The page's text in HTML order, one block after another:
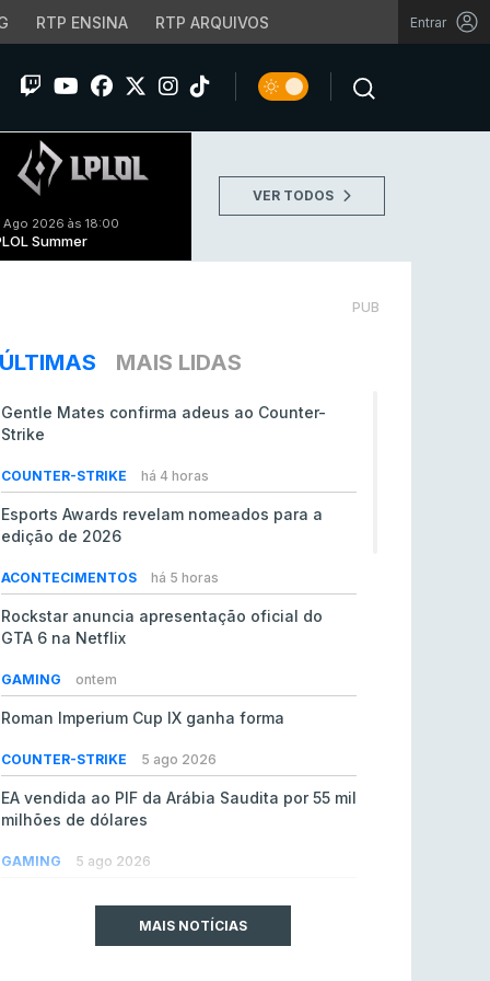
RTP ENSINA RTP ARQUIVOS Entrar
Ago 2026 às 18:00
Summer
VER TODOS
PUB
ÚLTIMAS MAIS LIDAS
Gentle Mates confirma adeus ao Counter-
Strike
COUNTER-STRIKE há 4 horas
Esports Awards revelam nomeados para a
edição de 2026
ACONTECIMENTOS há 5 horas
Rockstar anuncia apresentação oficial do
GTA 6 na Netflix
GAMING ontem
Roman Imperium Cup IX ganha forma
COUNTER-STRIKE 5 ago 2026
EA vendida ao PIF da Arábia Saudita por 55 mil
milhões de dólares
GAMING 5 ago 2026
MAIS NOTÍCIAS